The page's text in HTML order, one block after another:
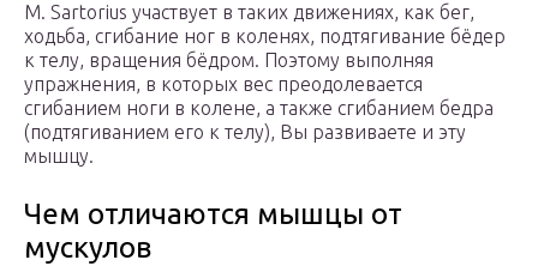
M. Sartorius участвует в таких движениях, как бег,
ходьба, сгибание ног в коленях, подтягивание бёдер
к телу, вращения бёдром. Поэтому выполняя
упражнения, в которых вес преодолевается
сгибанием ноги в колене, а также сгибанием бедра
(подтягиванием его к телу), Вы развиваете и эту
мышцу.
Чем отличаются мышцы от
мускулов